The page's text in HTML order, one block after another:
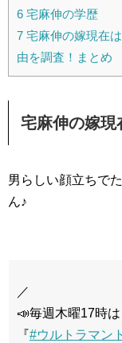
6 宅麻伸の学歴
7 宅麻伸の嫁現在
由を調査！まとめ
宅麻伸の嫁現
男らしい顔立ちで
ん♪
／
📣毎週木曜17時は
『#ウルトラマン